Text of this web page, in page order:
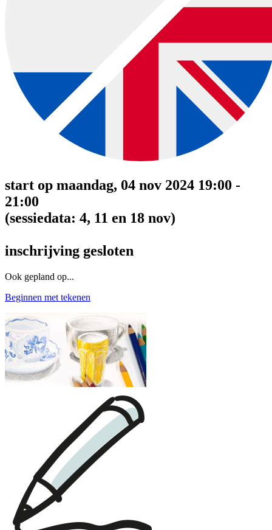
start op maandag, 04 nov 2024 19:00 -
21:00
(sessiedata: 4, 11 en 18 nov)
inschrijving gesloten
Ook gepland op...
Beginnen met tekenen